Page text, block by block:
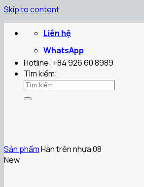
Skip to content
Liên hệ
WhatsApp
Hotline: +84 926 60 8989
Tìm kiếm:
Sản phẩmHàn trên nhựa 08
New